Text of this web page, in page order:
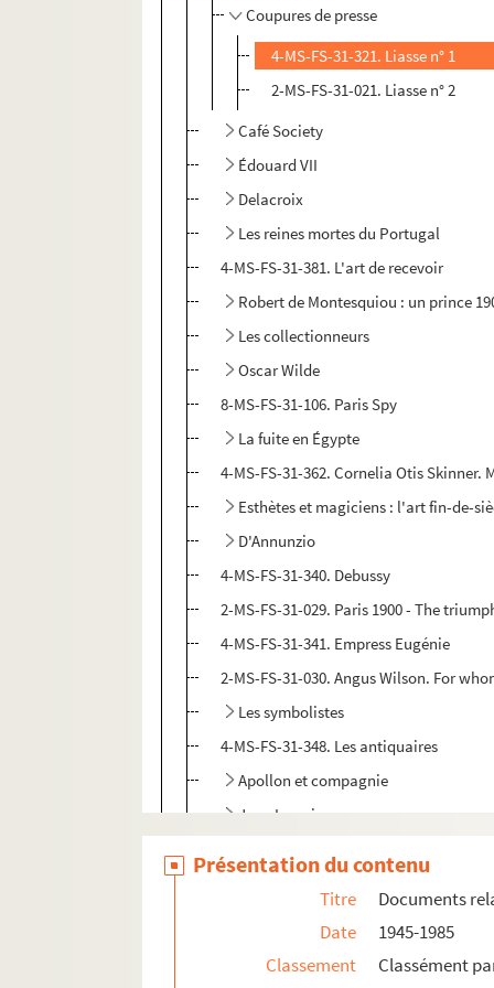
Coupures de presse
4-MS-FS-31-321. Liasse n° 1
2-MS-FS-31-021. Liasse n° 2
Café Society
Édouard VII
Delacroix
Les reines mortes du Portugal
4-MS-FS-31-381. L'art de recevoir
Robert de Montesquiou : un prince
Les collectionneurs
Oscar Wilde
8-MS-FS-31-106. Paris Spy
La fuite en Égypte
4-MS-FS-31-362. Cornelia Otis Skinner.
Esthètes et magiciens : l'art fin-de-
D'Annunzio
4-MS-FS-31-340. Debussy
2-MS-FS-31-029. Paris 1900 - The
4-MS-FS-31-341. Empress Eugénie
2-MS-FS-31-030. Angus Wilson. For
Les symbolistes
4-MS-FS-31-348. Les antiquaires
Apollon et compagnie
Jean Lorrain
Présentation du contenu
Titre
Documents
Date
1945-1985
Classement
Classément